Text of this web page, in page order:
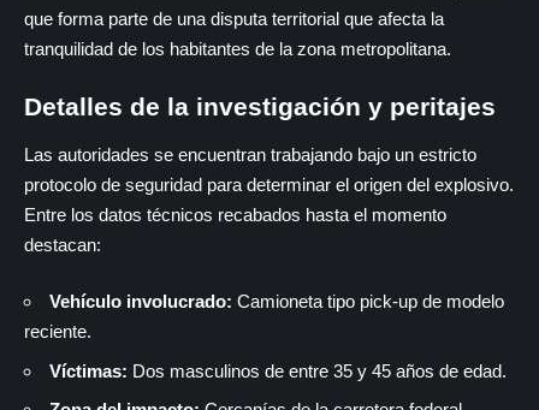
que forma parte de una disputa territorial que afecta la
tranquilidad de los habitantes de la zona metropolitana.
Detalles de la investigación y peritajes
Las autoridades se encuentran trabajando bajo un estricto
protocolo de seguridad para determinar el origen del explosivo.
Entre los datos técnicos recabados hasta el momento
destacan:
Vehículo involucrado: Camioneta tipo pick-up de modelo
reciente.
Víctimas: Dos masculinos de entre 35 y 45 años de edad.